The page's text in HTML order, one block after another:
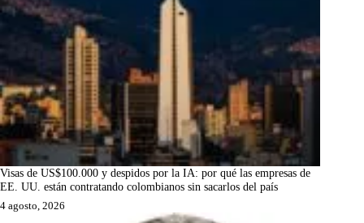
Visas de US$100.000 y despidos por la IA: por qué las empresas de
EE. UU. están contratando colombianos sin sacarlos del país
4 agosto, 2026